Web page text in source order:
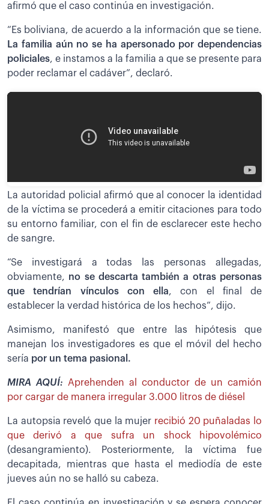
afirmó que el caso continúa en investigación.
“Es boliviana, de acuerdo a la información que se tiene.
La familia aún no se ha apersonado por dependencias
policiales, e instamos a la familia a que se presente para
poder reclamar el cadáver”, declaró.
La autoridad policial afirmó que al conocer la identidad
de la víctima se procederá a emitir citaciones para todo
su entorno familiar, con el fin de esclarecer este hecho
de sangre.
“Se investigará a todas las personas allegadas,
obviamente, no se descarta también a otras personas
que tendrían vínculos con ella, con el final de
establecer la verdad histórica de los hechos”, dijo.
Asimismo, manifestó que entre las hipótesis que
manejan los investigadores es que el móvil del hecho
sería por un tema pasional.
MIRA AQUÍ: Aprehenden al conductor de un camión
por cargar de manera irregular 3.000 litros de diésel
La autopsia reveló que la mujer recibió 20 puñaladas lo
que derivó a que sufra un shock hipovolémico
(desangramiento). Posteriormente, la víctima fue
decapitada, mientras que hasta el mediodía de este
jueves aún no se halló su cabeza.